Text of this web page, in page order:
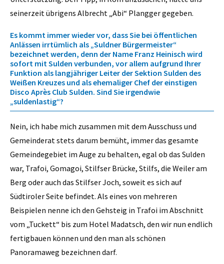
seinerzeit übrigens Albrecht „Abi“ Plangger gegeben.
Es kommt immer wieder vor, dass Sie bei öffentlichen
Anlässen irrtümlich als „Suldner Bürgermeister“
bezeichnet werden, denn der Name Franz Heinisch wird
sofort mit Sulden verbunden, vor allem aufgrund Ihrer
Funktion als langjähriger Leiter der Sektion Sulden des
Weißen Kreuzes und als ehemaliger Chef der einstigen
Disco Après Club Sulden. Sind Sie irgendwie
„suldenlastig“?
Nein, ich habe mich zusammen mit dem Ausschuss und
Gemeinderat stets darum bemüht, immer das gesamte
Gemeindegebiet im Auge zu behalten, egal ob das Sulden
war, Trafoi, Gomagoi, Stilfser Brücke, Stilfs, die Weiler am
Berg oder auch das Stilfser Joch, soweit es sich auf
Südtiroler Seite befindet. Als eines von mehreren
Beispielen nenne ich den Gehsteig in Trafoi im Abschnitt
vom „Tuckett“ bis zum Hotel Madatsch, den wir nun endlich
fertigbauen können und den man als schönen
Panoramaweg bezeichnen darf.